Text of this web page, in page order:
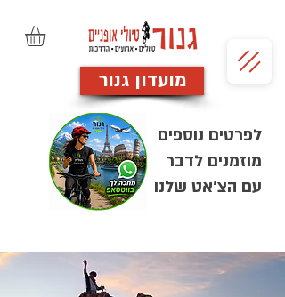
מועדון גנור
לפרטים נוספים
מוזמנים לדבר
עם הצ'אט שלנו